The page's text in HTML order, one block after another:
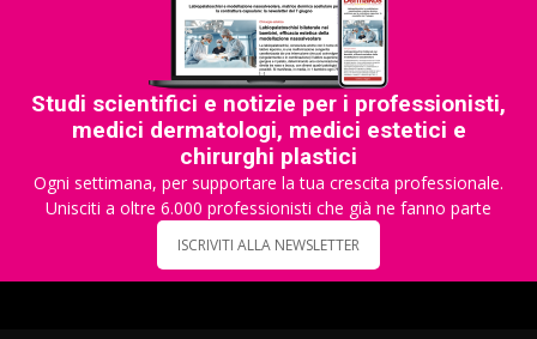
Studi scientifici e notizie per i professionisti,
medici dermatologi, medici estetici e
chirurghi plastici
Ogni settimana, per supportare la tua crescita professionale.
Unisciti a oltre 6.000 professionisti che già ne fanno parte
ISCRIVITI ALLA NEWSLETTER